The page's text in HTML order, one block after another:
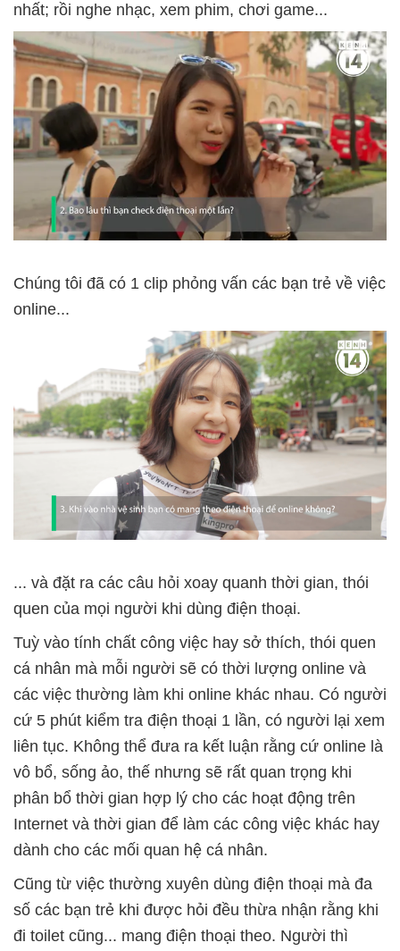
nhất; rồi nghe nhạc, xem phim, chơi game...
Chúng tôi đã có 1 clip phỏng vấn các bạn trẻ về việc
online...
... và đặt ra các câu hỏi xoay quanh thời gian, thói
quen của mọi người khi dùng điện thoại.
Tuỳ vào tính chất công việc hay sở thích, thói quen
cá nhân mà mỗi người sẽ có thời lượng online và
các việc thường làm khi online khác nhau. Có người
cứ 5 phút kiểm tra điện thoại 1 lần, có người lại xem
liên tục. Không thể đưa ra kết luận rằng cứ online là
vô bổ, sống ảo, thế nhưng sẽ rất quan trọng khi
phân bổ thời gian hợp lý cho các hoạt động trên
Internet và thời gian để làm các công việc khác hay
dành cho các mối quan hệ cá nhân.
Cũng từ việc thường xuyên dùng điện thoại mà đa
số các bạn trẻ khi được hỏi đều thừa nhận rằng khi
đi toilet cũng... mang điện thoại theo. Người thì